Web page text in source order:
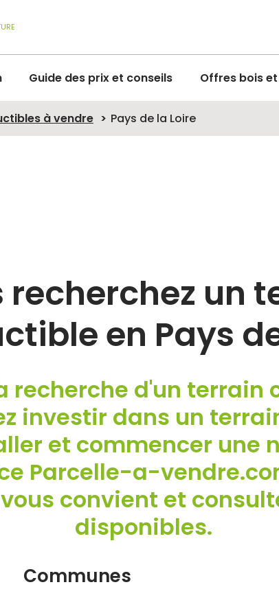
Guide des prix et conseils Offres bois
à vendre Pays de la Loire
recherchez un
en Pays
recherche d'un terrain
investir dans un
et commencer une
Parcelle-a-
convient et
disponibles.
Communes